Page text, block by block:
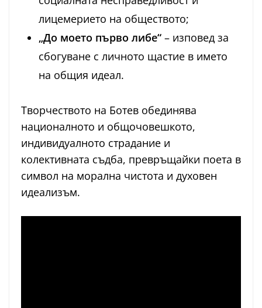
лицемерието на обществото;
„До моето първо либе“ – изповед за
сбогуване с личното щастие в името
на общия идеал.
Творчеството на Ботев обединява
националното и общочовешкото,
индивидуалното страдание и
колективната съдба, превръщайки поета в
символ на морална чистота и духовен
идеализъм.